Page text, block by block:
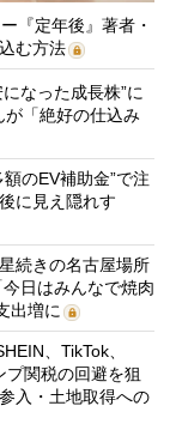
『定年後』著者・
む方法
なった成長株”に
「絶好の仕込み
のEV補助金”で注
に見え隠れす
続きの名古屋場所
日はみんなで焼肉
出増に
、TikTok、
関税の回避を狙
入・土地取得への